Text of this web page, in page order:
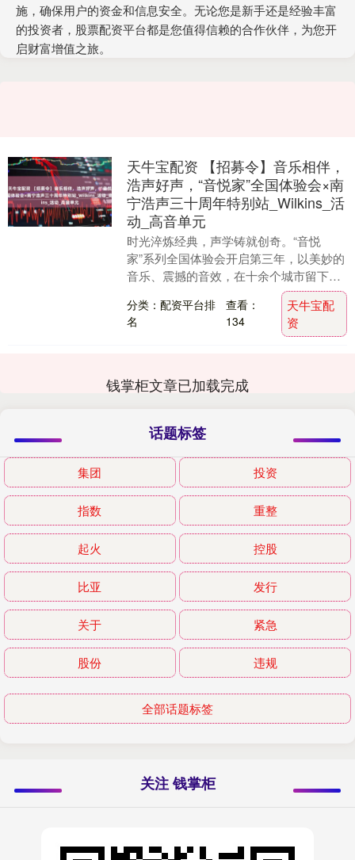
施，确保用户的资金和信息安全。无论您是新手还是经验丰富
的投资者，股票配资平台都是您值得信赖的合作伙伴，为您开
启财富增值之旅。
天牛宝配资 【招募令】音乐相伴，
浩声好声，“音悦家”全国体验会×南
宁浩声三十周年特别站_Wilkins_活
动_高音单元
时光淬炼经典，声学铸就创奇。“音悦
家”系列全国体验会开启第三年，以美妙的
音乐、震撼的音效，在十余个城市留下影
音的脚步。南宁市浩声智能科技有限公司
深耕智能影音与品....
分类：配资平台排
名
查看：
134
天牛宝配
资
钱掌柜文章已加载完成
话题标签
集团 投资
指数 重整
起火 控股
比亚 发行
关于 紧急
股份 违规
全部话题标签
关注 钱掌柜